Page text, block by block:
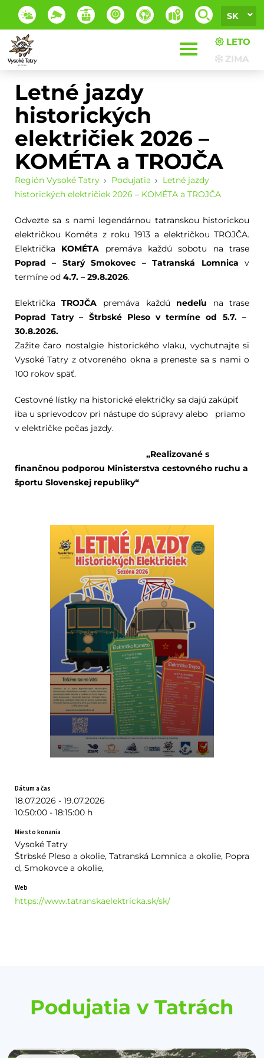
SK
LETO
ZIMA
Letné jazdy
historických
električiek 2026 –
KOMÉTA a TROJČA
Región Vysoké Tatry Podujatia
Letné jazdy
historických električiek 2026 – KOMÉTA a TROJČA
Odvezte sa s nami legendárnou tatranskou historickou
električkou Kométa z roku 1913 a električkou TROJČA.
Električka KOMÉTA premáva každú sobotu na trase
Poprad – Starý Smokovec – Tatranská Lomnica v
termíne od 4.7. – 29.8.2026.
ElektričkaTROJČA premáva každú nedeľu na trase
Poprad Tatry – Štrbské Pleso v termíne od 5.7. –
30.8.2026.
Zažite čaro nostalgie historického vlaku, vychutnajte si
Vysoké Tatry z otvoreného okna a preneste sa s nami o
100 rokov späť.
Cestovné lístky na historické električky sa dajú zakúpiť
iba u sprievodcov pri nástupe do súpravy alebo priamo
v električke počas jazdy.
„Realizované s
finančnou podporou Ministerstva cestovného ruchu a
športu Slovenskej republiky“
Dátum a čas
18.07.2026 - 19.07.2026
10:50:00 - 18:15:00 h
Miesto konania
Vysoké Tatry
Štrbské Pleso a okolie, Tatranská Lomnica a okolie, Popra
d, Smokovce a okolie,
Web
https://www.tatranskaelektricka.sk/sk/
Podujatia v Tatrách